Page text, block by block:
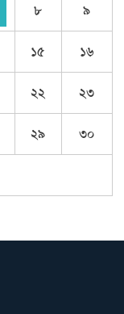
৮ ৯
১৫ ১৬
২২ ২৩
২৯ ৩০